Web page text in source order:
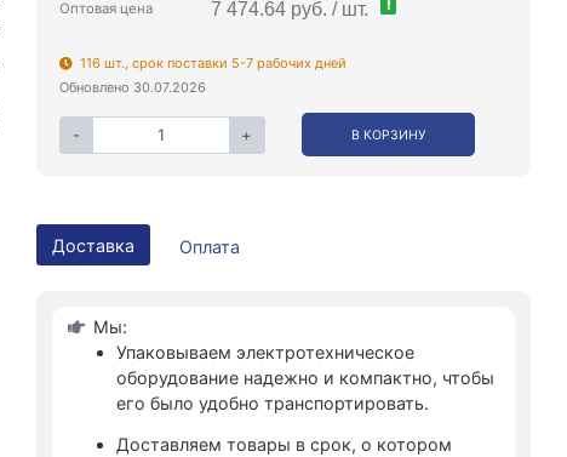
Оптовая цена 7 474.64 руб. / шт. !
116 шт., срок поставки 5-7 рабочих дней
Обновлено 30.07.2026
- + В КОРЗИНУ
Доставка Оплата
Мы:
Упаковываем электротехническое
оборудование надежно и компактно, чтобы
его было удобно транспортировать.
Доставляем товары в срок, о котором